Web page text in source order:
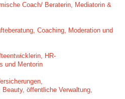
Coach/ Beraterin, Mediatorin &
Coaching, Moderation und
HR-
und Mentorin
öffentliche Verwaltung,